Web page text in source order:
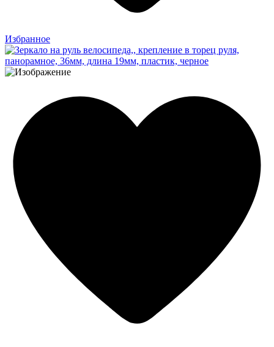
Избранное